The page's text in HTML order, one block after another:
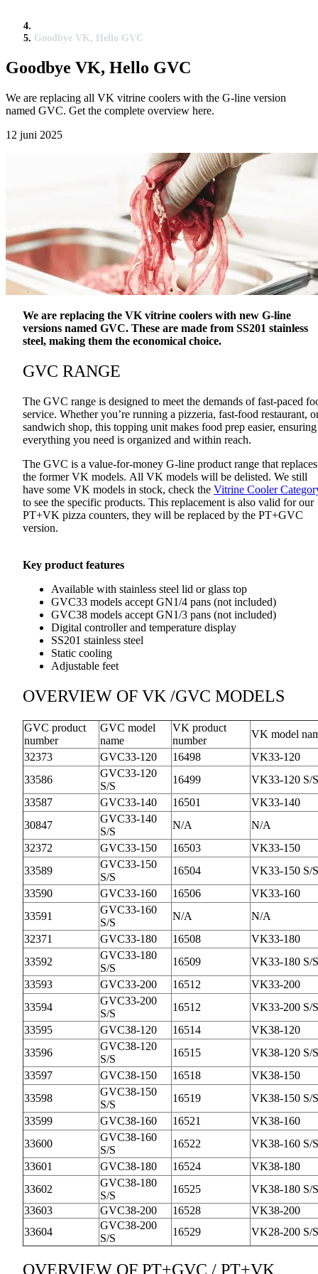
Goodbye VK, Hello GVC
Goodbye VK, Hello GVC
We are replacing all VK vitrine coolers with the G-line version
named GVC. Get the complete overview here.
12 juni 2025
We are replacing the VK vitrine coolers with new G-line
versions named GVC. These are made from SS201 stainless
steel, making them the economical choice.
GVC RANGE
The GVC range is designed to meet the demands of fast-paced
service. Whether you’re running a pizzeria, fast-food restaurant,
sandwich shop, this topping unit makes food prep easier, ensuring
everything you need is organized and within reach.
The GVC is a value-for-money G-line product range that replaces
the former VK models. All VK models will be delisted. We still
have some VK models in stock, check the Vitrine Cooler
to see the specific products. This replacement is also valid for our
PT+VK pizza counters, they will be replaced by the PT+GVC
version.
Key product features
Available with stainless steel lid or glass top
GVC33 models accept GN1/4 pans (not included)
GVC38 models accept GN1/3 pans (not included)
Digital controller and temperature display
SS201 stainless steel
Static cooling
Adjustable feet
OVERVIEW OF VK /GVC MODELS
GVC product
number
GVC model
name
VK product
number
VK model
32373
GVC33-120 16498
VK33-120
33586
GVC33-120
S/S
16499
VK33-120 S/S
33587
GVC33-140 16501
VK33-140
30847
GVC33-140
S/S
N/A
N/A
32372
GVC33-150 16503
VK33-150
33589
GVC33-150
S/S
16504
VK33-150 S/S
33590
GVC33-160 16506
VK33-160
33591
GVC33-160
S/S
N/A
N/A
32371
GVC33-180 16508
VK33-180
33592
GVC33-180
S/S
16509
VK33-180 S/S
33593
GVC33-200 16512
VK33-200
33594
GVC33-200
S/S
16512
VK33-200 S/S
33595
GVC38-120 16514
VK38-120
33596
GVC38-120
S/S
16515
VK38-120 S/S
33597
GVC38-150 16518
VK38-150
33598
GVC38-150
S/S
16519
VK38-150 S/S
33599
GVC38-160 16521
VK38-160
33600
GVC38-160
S/S
16522
VK38-160 S/S
33601
GVC38-180 16524
VK38-180
33602
GVC38-180
S/S
16525
VK38-180 S/S
33603
GVC38-200 16528
VK38-200
33604
GVC38-200
S/S
16529 VK28-200 S/S
OVERVIEW OF PT+GVC / PT+VK